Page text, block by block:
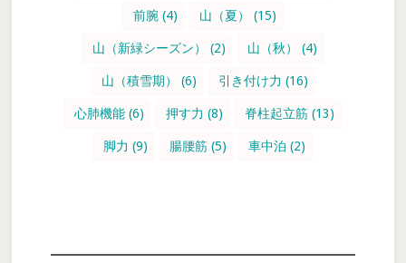
前腕(4) 山（夏） (15)
山（新緑シーズン） (2) 山（秋） (4)
山（積雪期） (6) 引き付け力 (16)
心肺機能 (6) 押す力 (8) 脊柱起立筋 (13)
脚力 (9) 腸腰筋 (5) 車中泊 (2)